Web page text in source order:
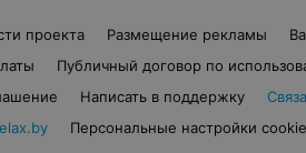
проекта Размещение рекламы
Публичный договор по
Написать в поддержку
Персональные настройки cookie